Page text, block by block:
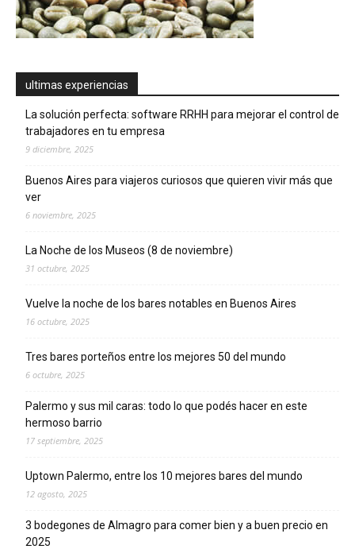
ultimas experiencias
La solución perfecta: software RRHH para mejorar el control de
trabajadores en tu empresa
9 diciembre, 2025
Buenos Aires para viajeros curiosos que quieren vivir más que
ver
6 noviembre, 2025
La Noche de los Museos (8 de noviembre)
31 octubre, 2025
Vuelve la noche de los bares notables en Buenos Aires
16 octubre, 2025
Tres bares porteños entre los mejores 50 del mundo
6 octubre, 2025
Palermo y sus mil caras: todo lo que podés hacer en este
hermoso barrio
17 septiembre, 2025
Uptown Palermo, entre los 10 mejores bares del mundo
12 agosto, 2025
3 bodegones de Almagro para comer bien y a buen precio en
2025